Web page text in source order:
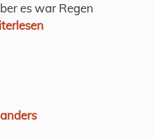
es war Regen